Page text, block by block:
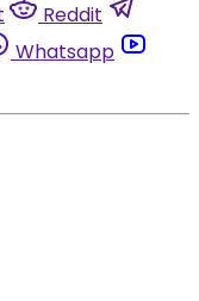
Reddit
Whatsapp